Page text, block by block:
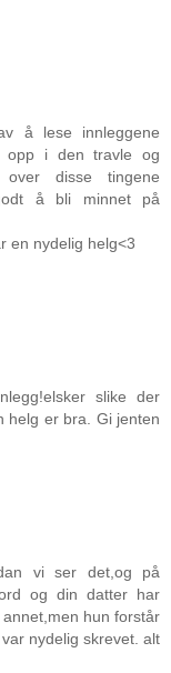
å lese innleggene
opp i den travle og
over disse tingene
å bli minnet på
en nydelig helg<3
slike der
helg er bra. Gi jenten
vi ser det,og på
og din datter har
hun forstår
nydelig skrevet. alt